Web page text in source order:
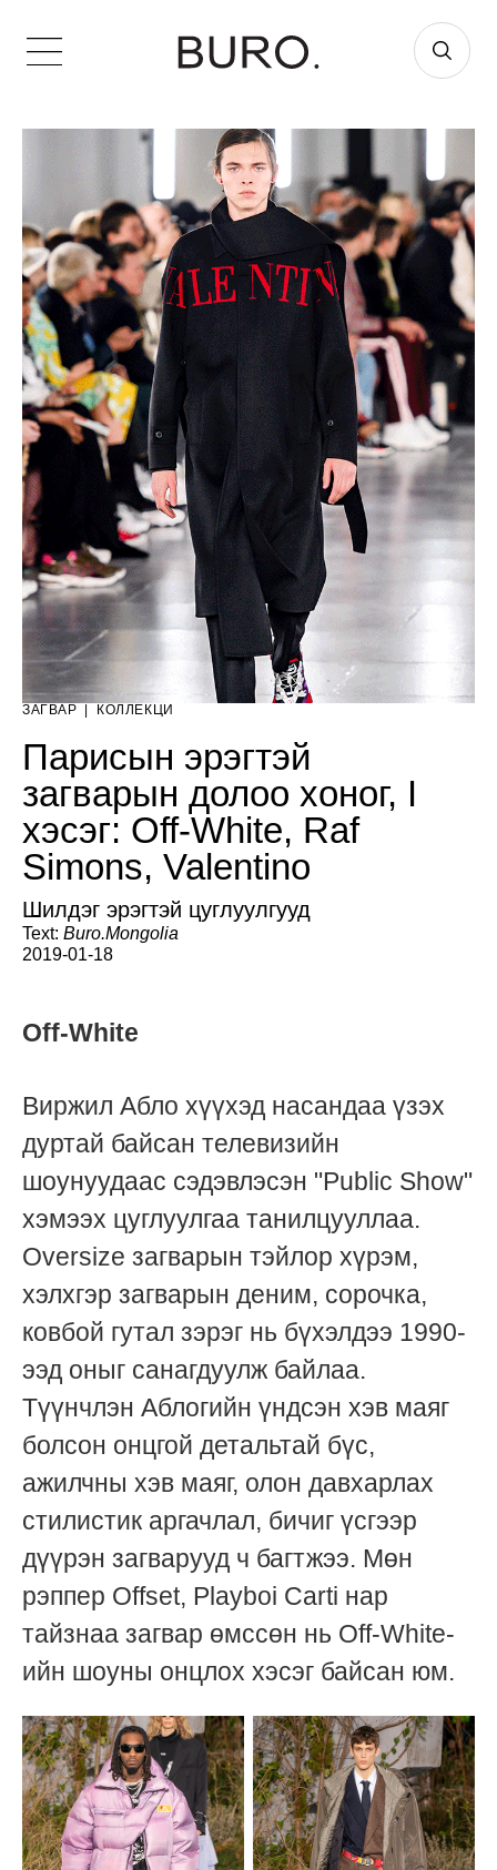
ЗАГВАР | КОЛЛЕКЦИ
Парисын эрэгтэй
загварын долоо хоног, I
хэсэг: Off-White, Raf
Simons, Valentino
Шилдэг эрэгтэй цуглуулгууд
Text: Buro.Mongolia
2019-01-18
Off-White
Виржил Абло хүүхэд насандаа үзэх
дуртай байсан телевизийн
шоунуудаас сэдэвлэсэн "Public Show"
хэмээх цуглуулгаа танилцууллаа.
Oversize загварын тэйлор хүрэм,
хэлхгэр загварын деним, сорочка,
ковбой гутал зэрэг нь бүхэлдээ 1990-
ээд оныг санагдуулж байлаа.
Түүнчлэн Аблогийн үндсэн хэв маяг
болсон онцгой детальтай бүс,
ажилчны хэв маяг, олон давхарлах
стилистик аргачлал, бичиг үсгээр
дүүрэн загварууд ч багтжээ. Мөн
рэппер Offset, Playboi Carti нар
тайзнаа загвар өмссөн нь Off-White-
ийн шоуны онцлох хэсэг байсан юм.